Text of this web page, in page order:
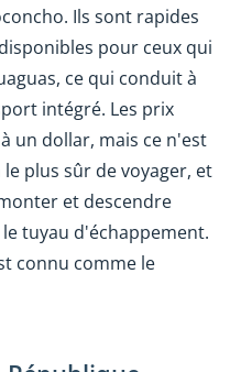
Ils sont rapides
pour ceux qui
ce qui conduit à
intégré. Les prix
un dollar, mais ce n'est
plus sûr de voyager, et
et descendre
tuyau d'échappement.
connu comme le